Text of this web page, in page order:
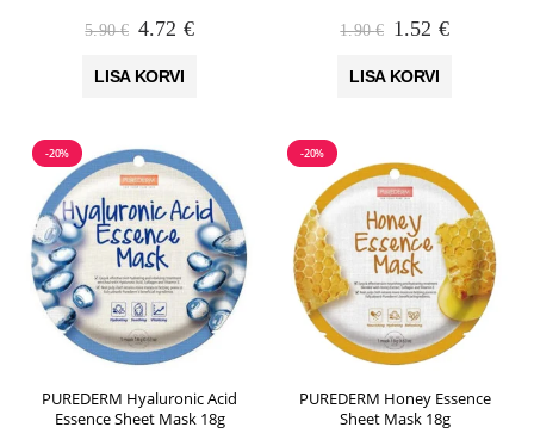
5.90€ Algne
oli:
4.72 €Praegune
LISA KORVI
1.90€ Algne
oli:
1.52 €Praegune
LISA KORVI
-20%
PUREDERM Hyaluronic Acid
Essence Sheet Mask 18g
-20%
PUREDERM Honey Essence
Sheet Mask 18g